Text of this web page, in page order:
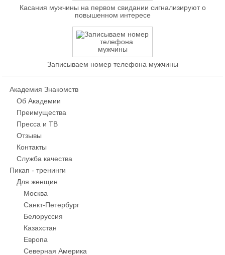
Касания мужчины на первом свидании сигнализируют о
повышенном интересе
Записываем номер телефона мужчины
Академия Знакомств
Об Академии
Преимущества
Пресса и ТВ
Отзывы
Контакты
Служба качества
Пикап - тренинги
Для женщин
Москва
Санкт-Петербург
Белоруссия
Казахстан
Европа
Северная Америка